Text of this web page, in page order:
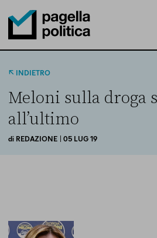
Pagella Politica Logo
INDIETRO
Meloni sulla droga
all’ultimo
di REDAZIONE | 05 LUG 19